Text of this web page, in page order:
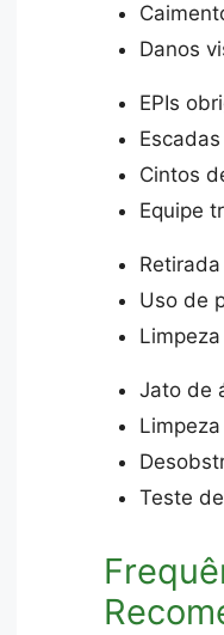
Danos
EPIs
Cintos
Equipe
Uso de
Jato de
Teste